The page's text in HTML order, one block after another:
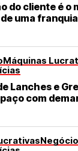
do cliente é o
uma franquia
Máquinas
Lanches e
com
e de